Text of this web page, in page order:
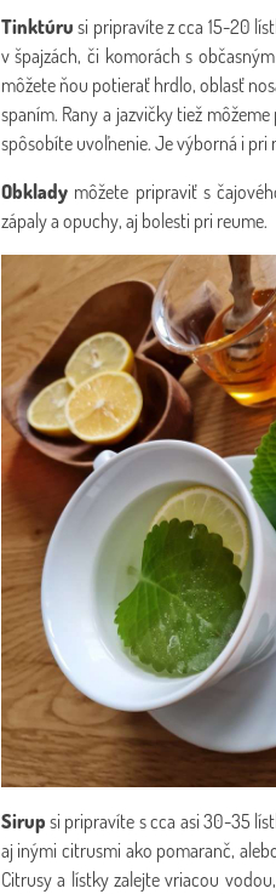
Tinktúru si pripravíte z cca 15-20
v špajzách, či komorách s
môžete ňou potierať hrdlo, oblasť
spaním. Rany a jazvičky tiež
spôsobíte uvoľnenie. Je výborná i pri
Obkladymôžete pripraviť s
zápaly a opuchy, aj bolesti pri reume.
Sirupsi pripravíte s cca asi 30-35
aj inými citrusmi ako pomaranč,
Citrusy a lístky zalejte vriacou